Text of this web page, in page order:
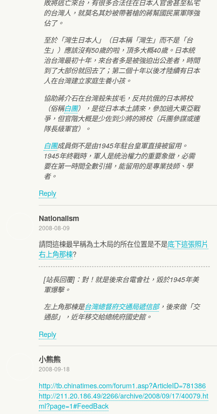
敗將逃亡來台，有很多合法住在日本人官舍甚至私宅
的台灣人，就莫名其妙被帶著槍的蔣幫國民黨軍隊強
佔了。
至於「灣生日本人」（日本稱「灣生」而不是「台
生」）應該沒有50歲的啦，頂多大概40歲。日本統
治台灣最初十年，來台者多是被強迫出公差者，時間
到了大部份就回去了；第二個十年以後才陸續有日本
人在台灣建立家庭生養小孩。
協助蔣介石在台灣殺朱拔毛，反共抗俄的日本將校
（俗稱白團），是從日本本土請來，參加過大東亞戰
爭，但官階大概是少佐到少將的將校（兵團參謀或連
隊長級軍官）。
白團成員倒不是由1945年駐台皇軍直接被留用。
1945年終戰時，軍人是統治權力的重要象徵，必需
要在第一時間全數引揚，能留用的是專業技師、學
者。
Reply
Nationalism
2008-08-09
請問這棟最早稱為土木局的所在位置是不是底下這張照片
右上角那棟?
[站長回覆]：對！就是後來台電會社，毀於1945年美
軍爆擊。
左上角那棟是台灣總督府交通局遞信部，後來做「交
通部」，近年移交給總統府國史館。
Reply
小熊熊
2008-09-18
http://tb.chinatimes.com/forum1.asp?ArticleID=781386
http://211.20.186.49/2266/archive/2008/09/17/40079.ht
ml?page=1#FeedBack